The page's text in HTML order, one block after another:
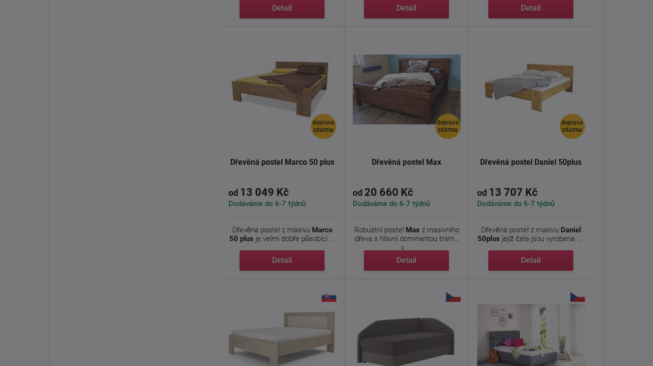
Detail Detail Detail
doprava
zdarma
Dřevěná postel Marco 50 plus
od 13 049 Kč
Dodáváme do 6-7 týdnů
Dřevěná postel z masivu Marco
50 plus je velmi dobře působící ...
Detail
doprava
zdarma
Dřevěná postel Max
od 20 660 Kč
Dodáváme do 6-7 týdnů
Robustní postel Maxz masivního
dřeva s hlavní dominantou trámů
v ...
Detail
doprava
zdarma
Dřevěná postel Daniel 50plus
od 13 707 Kč
Dodáváme do 6-7 týdnů
Dřevěná postel z masivu Daniel
50plus jejíž čela jsou vyrobena ze
...
Detail